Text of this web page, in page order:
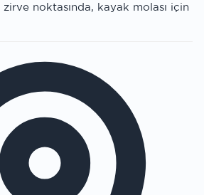
noktasında, kayak molası için